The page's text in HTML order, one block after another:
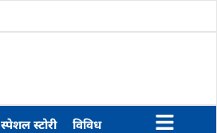
स्पेशल स्टोरी विविध